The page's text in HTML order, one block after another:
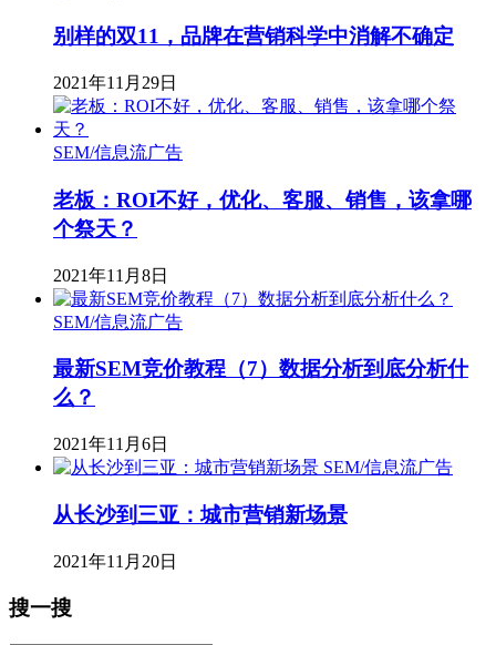
别样的双11，品牌在营销科学中消解不确定
2021年11月29日
SEM/信息流广告
老板：ROI不好，优化、客服、销售，该拿哪
个祭天？
2021年11月8日
SEM/信息流广告
最新SEM竞价教程（7）数据分析到底分析什
么？
2021年11月6日
SEM/信息流广告
从长沙到三亚：城市营销新场景
2021年11月20日
搜一搜